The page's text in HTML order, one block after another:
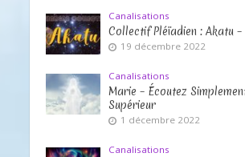
Canalisations
Collectif Pléïadien : Akatu –
19 décembre 2022
Canalisations
Marie – Écoutez
Supérieur
1 décembre 2022
Canalisations